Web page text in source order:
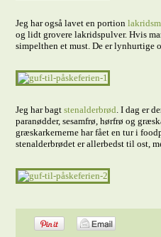
Jeg har også lavet en portion
og lidt grovere lakridspulver. Hvis
simpelthen et must. De er lynhurtige
Jeg har bagtstenalderbrød. I dag er
paranødder, sesamfrø, hørfrø og
græskarkernerne har fået en tur i
stenalderbrødet er allerbedst til ost,